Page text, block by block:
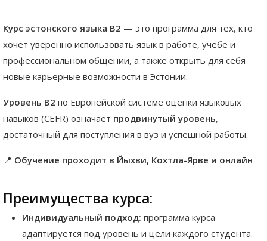
Курс эстонского языка B2 — это программа для тех, кто
хочет уверенно использовать язык в работе, учёбе и
профессиональном общении, а также открыть для себя
новые карьерные возможности в Эстонии.
Уровень B2 по Европейской системе оценки языковых
навыков (CEFR) означает продвинутый уровень,
достаточный для поступления в вуз и успешной работы.
📍 Обучение проходит в Йыхви, Кохтла-Ярве и онлайн
Преимущества курса:
Индивидуальный подход: программа курса
адаптируется под уровень и цели каждого студента.